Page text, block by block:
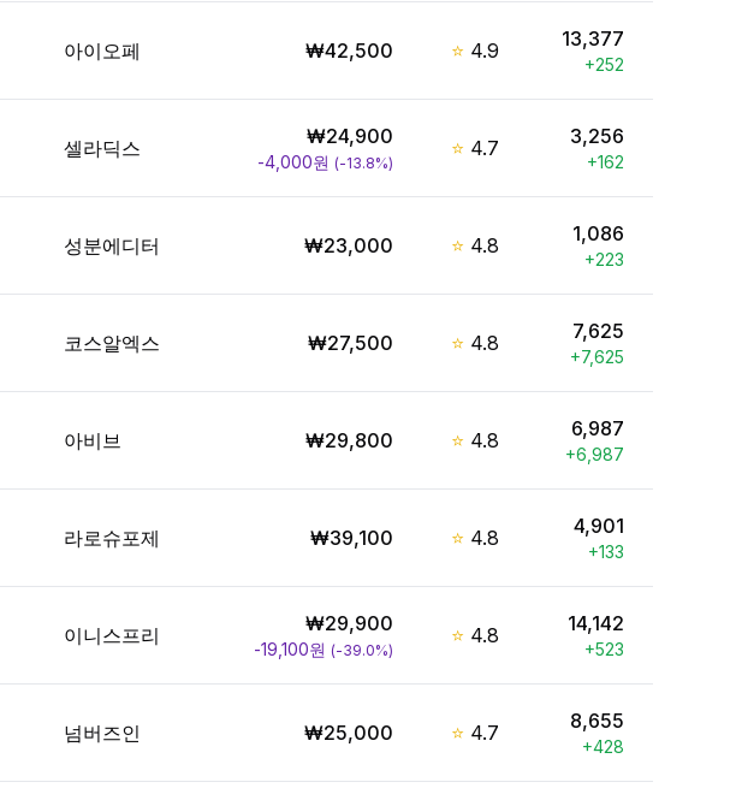
아이오페 ₩42,500 ⭐ 4.9 13,377
+252
셀라딕스 ₩24,900
-4,000원 (-13.8%)
⭐ 4.7 3,256
+162
성분에디터 ₩23,000 ⭐ 4.8 1,086
+223
코스알엑스 ₩27,500 ⭐ 4.8 7,625
+7,625
아비브 ₩29,800 ⭐ 4.8 6,987
+6,987
라로슈포제 ₩39,100 ⭐ 4.8 4,901
+133
이니스프리 ₩29,900
-19,100원 (-39.0%)
⭐ 4.8 14,142
+523
넘버즈인 ₩25,000 ⭐ 4.7 8,655
+428